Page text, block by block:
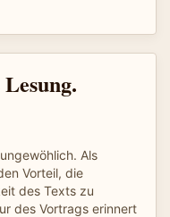
Als
Vorteil, die
des Texts zu
des Vortrags erinnert